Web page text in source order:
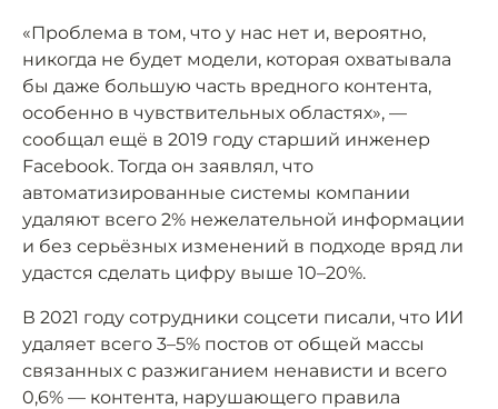
«Проблема в том, что у нас нет и, вероятно,
никогда не будет модели, которая охватывала
бы даже большую часть вредного контента,
особенно в чувствительных областях», —
сообщал ещё в 2019 году старший инженер
Facebook. Тогда он заявлял, что
автоматизированные системы компании
удаляют всего 2% нежелательной информации
и без серьёзных изменений в подходе вряд ли
удастся сделать цифру выше 10–20%.
В 2021 году сотрудники соцсети писали, что ИИ
удаляет всего 3–5% постов от общей массы
связанных с разжиганием ненависти и всего
0,6% — контента, нарушающего правила